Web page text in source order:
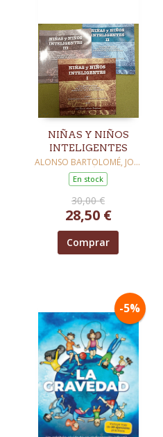
NIÑAS Y NIÑOS
INTELIGENTES
ALONSO BARTOLOMÉ, JOSÉ
RAMÓN
En stock
30,00 €
28,50 €
Comprar
-5%